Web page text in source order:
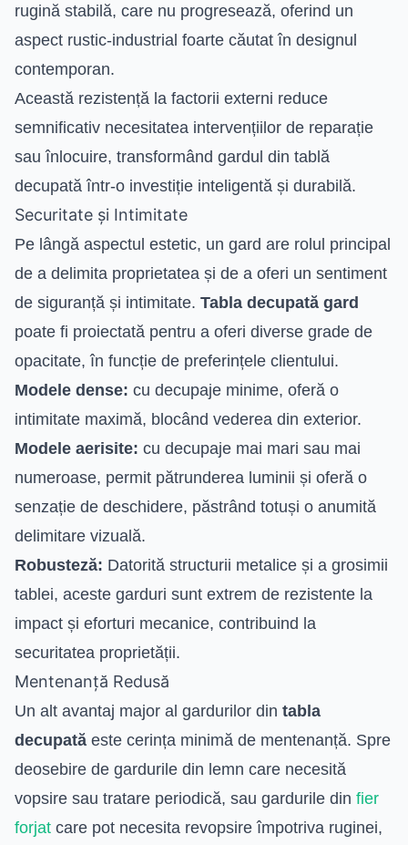
rugină stabilă, care nu progresează, oferind un
aspect rustic-industrial foarte căutat în designul
contemporan.
Această rezistență la factorii externi reduce
semnificativ necesitatea intervențiilor de reparație
sau înlocuire, transformând gardul din tablă
decupată într-o investiție inteligentă și durabilă.
Securitate și Intimitate
Pe lângă aspectul estetic, un gard are rolul principal
de a delimita proprietatea și de a oferi un sentiment
de siguranță și intimitate. Tabla decupată gard
poate fi proiectată pentru a oferi diverse grade de
opacitate, în funcție de preferințele clientului.
Modele dense: cu decupaje minime, oferă o
intimitate maximă, blocând vederea din exterior.
Modele aerisite: cu decupaje mai mari sau mai
numeroase, permit pătrunderea luminii și oferă o
senzație de deschidere, păstrând totuși o anumită
delimitare vizuală.
Robusteză: Datorită structurii metalice și a grosimii
tablei, aceste garduri sunt extrem de rezistente la
impact și eforturi mecanice, contribuind la
securitatea proprietății.
Mentenanță Redusă
Un alt avantaj major al gardurilor din tabla
decupată este cerința minimă de mentenanță. Spre
deosebire de gardurile din lemn care necesită
vopsire sau tratare periodică, sau gardurile din fier
forjat care pot necesita revopsire împotriva ruginei,